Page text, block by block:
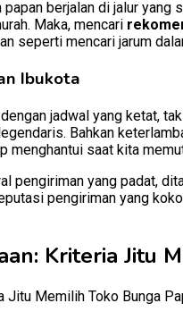
berjalan di jalur
Maka, mencari
seperti mencari jarum
Ibukota
jadwal yang ketat,
Bahkan
menghantui saat kita
pengiriman yang padat,
pengiriman yang
Kriteria Jitu